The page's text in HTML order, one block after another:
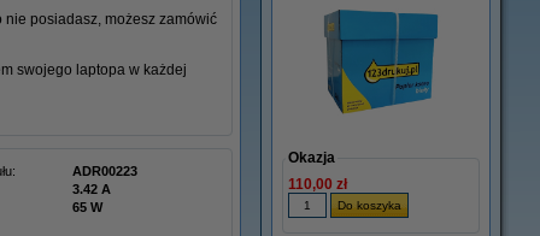
nie posiadasz, możesz zamówić
swojego laptopa w każdej
ADR00223
3.42 A
65 W
Okazja
110,00 zł